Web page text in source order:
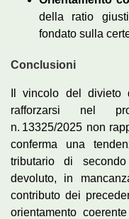
della ratio
fondato sulla
Conclusioni
Il vincolo del divieto
rafforzarsi nel
n. 13325/2025 non
conferma una
tributario di
devoluto, in
contributo dei
orientamento